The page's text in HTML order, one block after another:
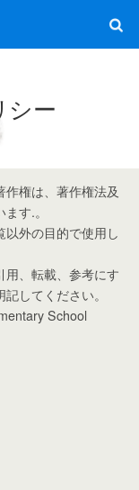
シー
権は、著作権法及
す.。
外の目的で使用し
用、転載、参考にす
記してください。
School